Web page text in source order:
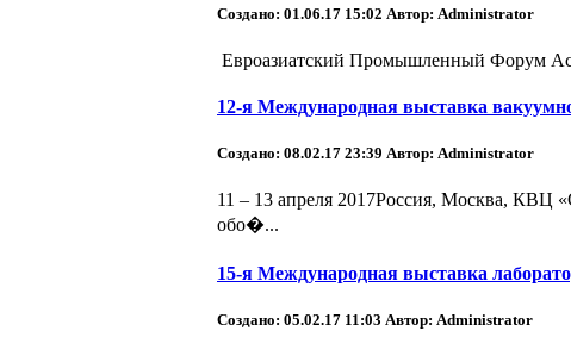
Создано: 01.06.17 15:02 Автор: Administrator
Евроазиатский Промышленный Форум
12-я Международная выставка
Создано: 08.02.17 23:39 Автор: Administrator
11 – 13 апреля 2017Россия, Москва, КВЦ
обо�...
15-я Международная выставка
Создано: 05.02.17 11:03 Автор: Administrator